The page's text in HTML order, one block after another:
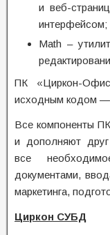
и веб-
интерфейсом;
Math –
ПК «Циркон-
исходным кодом —
Все компоненты
и дополняют друг
все
документами,
маркетинга,
Циркон СУБД